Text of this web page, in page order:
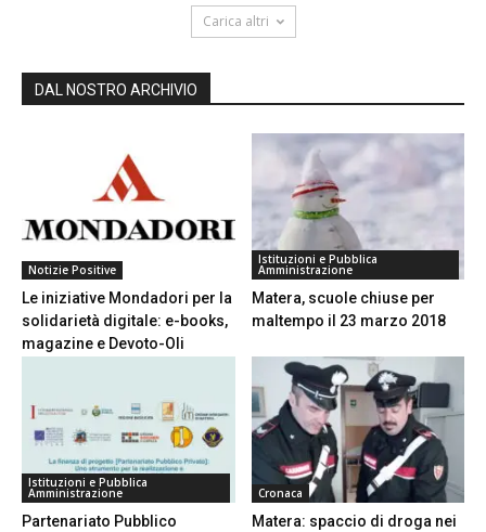
Carica altri
DAL NOSTRO ARCHIVIO
Notizie Positive
Le iniziative Mondadori per la
solidarietà digitale: e-books,
magazine e Devoto-Oli
Istituzioni e Pubblica
Amministrazione
Matera, scuole chiuse per
maltempo il 23 marzo 2018
Istituzioni e Pubblica
Amministrazione
Partenariato Pubblico
Cronaca
Matera: spaccio di droga nei